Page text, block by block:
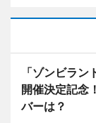
「ゾンビラ
開催決定記念
バーは？